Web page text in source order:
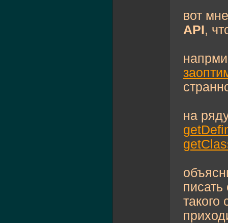
вот
API,
на
писать
такого